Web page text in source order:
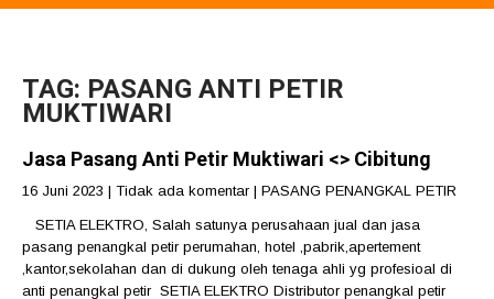
TAG: PASANG ANTI PETIR
MUKTIWARI
Jasa Pasang Anti Petir Muktiwari <> Cibitung
16 Juni 2023 | Tidak ada komentar | PASANG PENANGKAL PETIR
SETIA ELEKTRO, Salah satunya perusahaan jual dan jasa
pasang penangkal petir perumahan, hotel ,pabrik,apertement
,kantor,sekolahan dan di dukung oleh tenaga ahli yg profesioal di
anti penangkal petir SETIA ELEKTRO Distributor penangkal petir